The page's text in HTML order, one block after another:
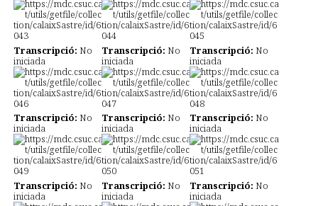
Transcripció: No
iniciada
Transcripció: No
iniciada
Transcripció: No
iniciada
Transcripció: No
iniciada
Transcripció: No
iniciada
Transcripció: No
iniciada
Transcripció: No
iniciada
Transcripció: No
iniciada
Transcripció: No
iniciada